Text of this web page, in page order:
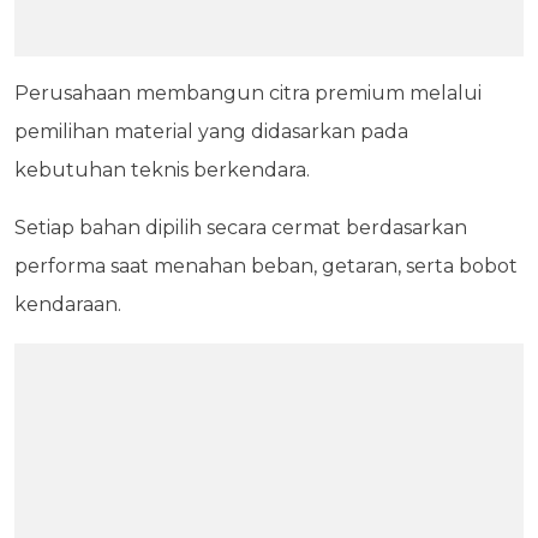
Perusahaan membangun citra premium melalui
pemilihan material yang didasarkan pada
kebutuhan teknis berkendara.
Setiap bahan dipilih secara cermat berdasarkan
performa saat menahan beban, getaran, serta bobot
kendaraan.